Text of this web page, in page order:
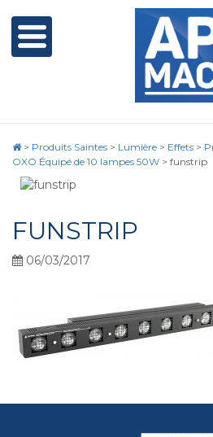
> Produits Saintes > Lumière > Effets >
OXO Équipé de 10 lampes 50W > funstrip
FUNSTRIP
06/03/2017